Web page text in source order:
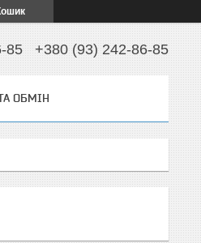
85 +380 (93) 242-86-85
ОБМІН